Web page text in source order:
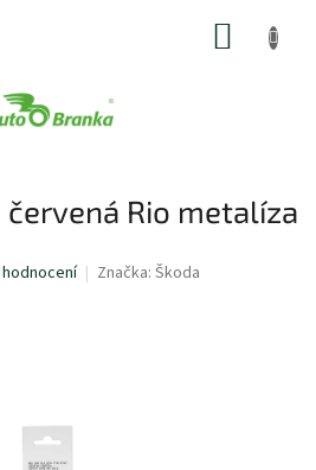
Rio metalíza
Značka: Škoda